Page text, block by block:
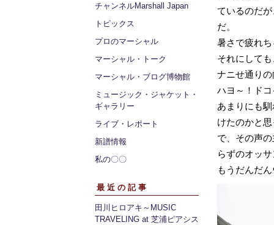
チャンネルMarshall Japan
トピックス
プロのマーシャル
マーシャル・トーク
マーシャル・ブログ博物館
ミュージック・ジャケット・
ギャラリー
ライブ・レポート
新譜情報
私の〇〇
最近の記事
田川ヒロアキ～MUSIC
TRAVELING at 芝浦ピアシス
ているのだ
だ。
暑さで疲れ
それにして
ナニせ通り
ハヨ～！ド
あまりにも
けたのかと
で、その声
らずのオッ
もうだんだ